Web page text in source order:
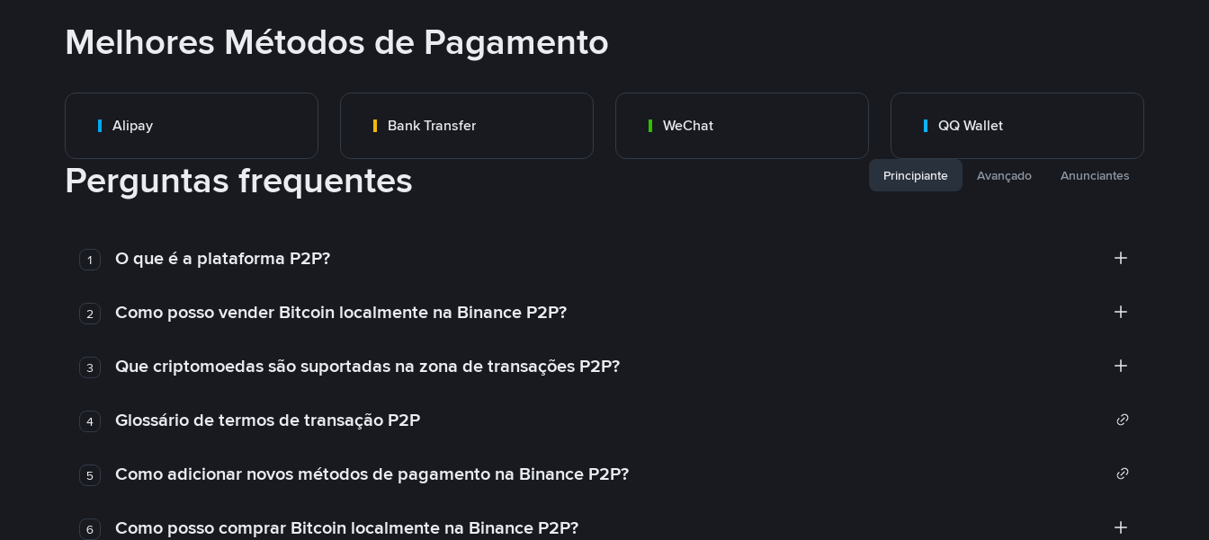
Melhores Métodos de Pagamento
Alipay Bank Transfer WeChat QQ Wallet
Perguntas frequentes Principiante Avançado Anunciantes
1 O que é a plataforma P2P?
2 Como posso vender Bitcoin localmente na Binance P2P?
3 Que criptomoedas são suportadas na zona de transações P2P?
4 Glossário de termos de transação P2P
5 Como adicionar novos métodos de pagamento na Binance P2P?
6 Como posso comprar Bitcoin localmente na Binance P2P?